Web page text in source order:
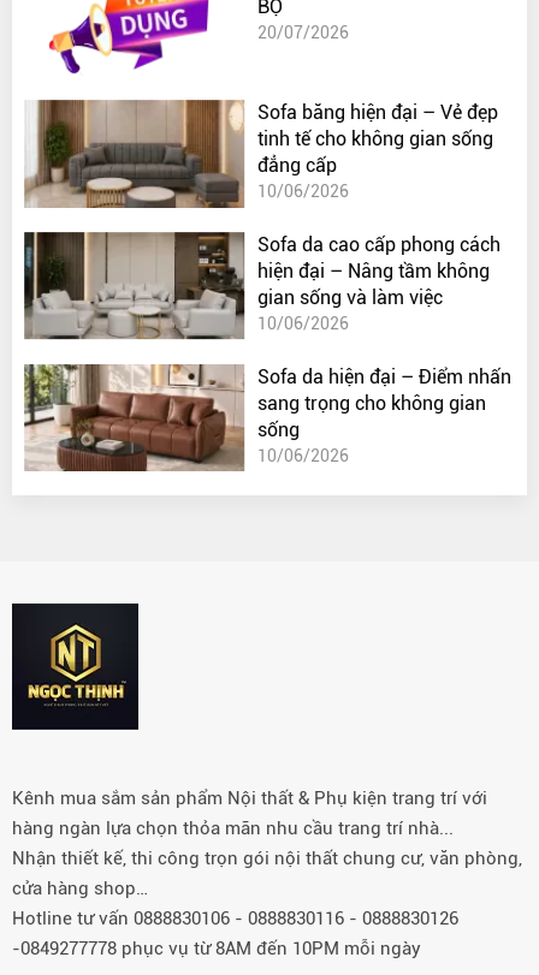
BỘ
20/07/2026
Sofa băng hiện đại – Vẻ đẹp
tinh tế cho không gian sống
đẳng cấp
10/06/2026
Sofa da cao cấp phong cách
hiện đại – Nâng tầm không
gian sống và làm việc
10/06/2026
Sofa da hiện đại – Điểm nhấn
sang trọng cho không gian
sống
10/06/2026
Kênh mua sắm sản phẩm Nội thất & Phụ kiện trang trí với
hàng ngàn lựa chọn thỏa mãn nhu cầu trang trí nhà...
Nhận thiết kế, thi công trọn gói nội thất chung cư, văn phòng,
cửa hàng shop…
Hotline tư vấn 0888830106 - 0888830116 - 0888830126
-0849277778 phục vụ từ 8AM đến 10PM mỗi ngày